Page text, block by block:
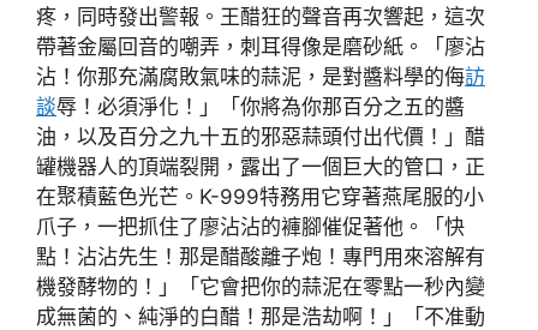
疼，同時發出警報。王醋狂的聲音再次響起，這次
帶著金屬回音的嘲弄，刺耳得像是磨砂紙。「廖沾
沾！你那充滿腐敗氣味的蒜泥，是對醬料學的侮訪
談辱！必須淨化！」「你將為你那百分之五的醬
油，以及百分之九十五的邪惡蒜頭付出代價！」醋
罐機器人的頂端裂開，露出了一個巨大的管口，正
在聚積藍色光芒。K-999特務用它穿著燕尾服的小
爪子，一把抓住了廖沾沾的褲腳催促著他。「快
點！沾沾先生！那是醋酸離子炮！專門用來溶解有
機發酵物的！」「它會把你的蒜泥在零點一秒內變
成無菌的、純淨的白醋！那是浩劫啊！」「不准動